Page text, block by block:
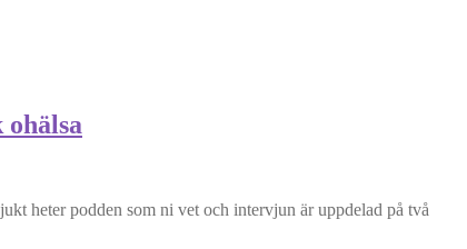
heter podden som ni vet och intervjun är uppdelad på två